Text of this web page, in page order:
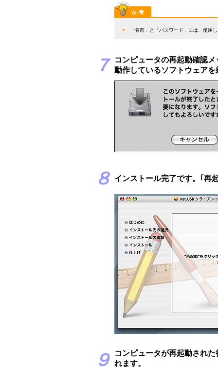
● 「名前」と「パスワード」には、使用
７ コンピュータの再起動確認
動作しているソフトウェア
８ インストール完了です。｢再
９
コンピュータが再起動され
れます。